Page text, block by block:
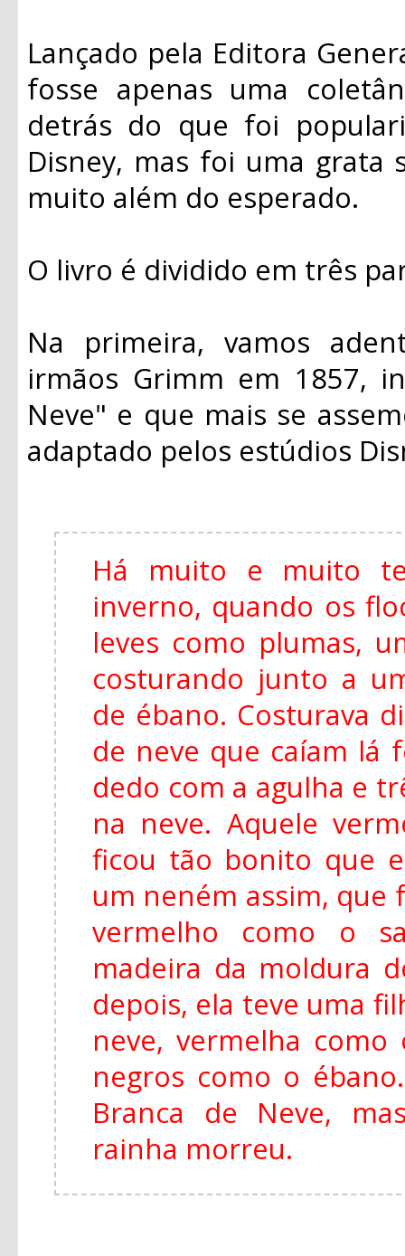
Lançado pela Editora
fosse apenas uma
detrás do que foi
Disney, mas foi uma grata
muito além do esperado.
O livro é dividido em três
Na primeira, vamos
irmãos Grimm em 1857,
Neve" e que mais se
adaptado pelos estúdios
Há muito e muito
inverno, quando os
leves como plumas,
costurando junto a
de ébano. Costurava
de neve que caíam lá
dedo com a agulha e
na neve. Aquele
ficou tão bonito que
um neném assim, que
vermelho como o
madeira da moldura
depois, ela teve uma
neve, vermelha
negros como o
Branca de Neve,
rainha morreu.